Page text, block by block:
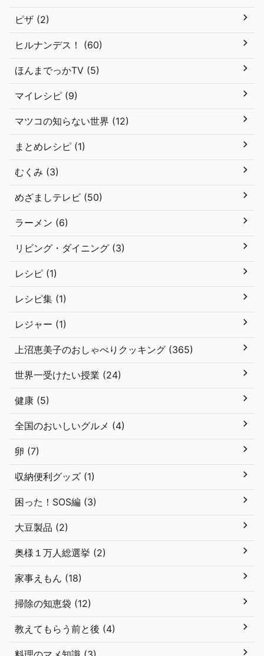
ピザ (2)
ヒルナンデス！ (60)
ほんまでっかTV (5)
マイレシピ (9)
マツコの知らない世界 (12)
まとめレシピ (1)
むくみ (3)
めざましテレビ (50)
ラーメン (6)
リビング・ダイニング (3)
レシピ (1)
レシピ集 (1)
レジャー (1)
上沼恵美子のおしゃべりクッキング (365)
世界一受けたい授業 (24)
健康 (5)
全国のおいしいグルメ (4)
卵 (7)
収納便利グッズ (1)
困った！SOS編 (3)
大豆製品 (2)
奥様１万人総選挙 (2)
家事えもん (18)
掃除の知恵袋 (12)
教えてもらう前と後 (4)